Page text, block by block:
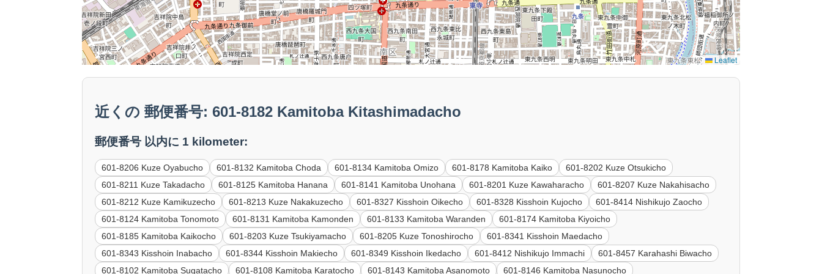
Leaflet
近くの 郵便番号: 601-8182 Kamitoba Kitashimadacho
郵便番号 以内に 1 kilometer:
601-8206 Kuze Oyabucho 601-8132 Kamitoba Choda 601-8134 Kamitoba Omizo 601-8178 Kamitoba Kaiko
601-8202 Kuze Otsukicho
601-8211 Kuze Takadacho
601-8125 Kamitoba Hanana 601-8141 Kamitoba Unohana 601-8201 Kuze Kawaharacho
601-8207 Kuze Nakahisacho
601-8212 Kuze Kamikuzecho
601-8213 Kuze Nakakuzecho 601-8327 Kisshoin Oikecho 601-8328 Kisshoin Kujocho
601-8414 Nishikujo Zaocho
601-8124 Kamitoba Tonomoto
601-8131 Kamitoba Kamonden 601-8133 Kamitoba Waranden
601-8174 Kamitoba Kiyoicho
601-8185 Kamitoba Kaikocho
601-8203 Kuze Tsukiyamacho 601-8205 Kuze Tonoshirocho
601-8341 Kisshoin Maedacho
601-8343 Kisshoin Inabacho
601-8344 Kisshoin Makiecho 601-8349 Kisshoin Ikedacho 601-8412 Nishikujo Immachi
601-8457 Karahashi Biwacho
601-8102 Kamitoba Sugatacho
601-8108 Kamitoba Karatocho 601-8143 Kamitoba Asanomoto 601-8146 Kamitoba Nasunocho